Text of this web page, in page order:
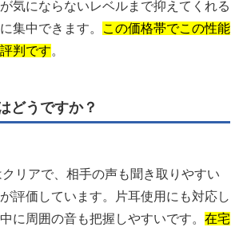
気にならないレベルまで抑えてくれる
集中できます。
この価格帯でこの性能
判です。
どうですか？
リアで、相手の声も聞き取りやすい
評価しています。片耳使用にも対応し
に周囲の音も把握しやすいです。 在宅